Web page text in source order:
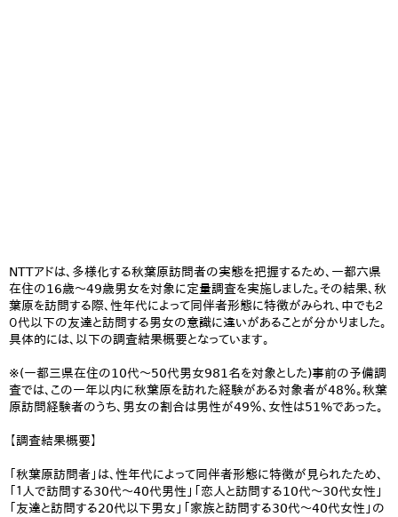
NTTアドは、多様化する秋葉原訪問者の実態を把握するため、一都六県
在住の16歳～49歳男女を対象に定量調査を実施しました。その結果、秋
葉原を訪問する際、性年代によって同伴者形態に特徴がみられ、中でも２
０代以下の友達と訪問する男女の意識に違いがあることが分かりました。
具体的には、以下の調査結果概要となっています。
※(一都三県在住の10代～50代男女981名を対象とした)事前の予備調
査では、この一年以内に秋葉原を訪れた経験がある対象者が48％。秋葉
原訪問経験者のうち、男女の割合は男性が49％、女性は51%であった。
【調査結果概要】
「秋葉原訪問者」は、性年代によって同伴者形態に特徴が見られたため、
「１人で訪問する30代～40代男性」「恋人と訪問する10代～30代女性」
「友達と訪問する20代以下男女」「家族と訪問する30代～40代女性」の